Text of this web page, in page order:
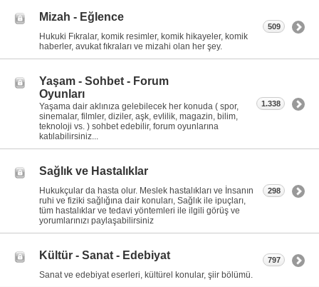
Mizah - Eğlence
Hukuki Fıkralar, komik resimler, komik hikayeler, komik
haberler, avukat fıkraları ve mizahi olan her şey.
509
Yaşam - Sohbet - Forum
Oyunları
Yaşama dair aklınıza gelebilecek her konuda ( spor,
sinemalar, filmler, diziler, aşk, evlilik, magazin, bilim,
teknoloji vs. ) sohbet edebilir, forum oyunlarına
katılabilirsiniz...
1.338
Sağlık ve Hastalıklar
Hukukçular da hasta olur. Meslek hastalıkları ve İnsanın
ruhi ve fiziki sağlığına dair konuları, Sağlık ile ipuçları,
tüm hastalıklar ve tedavi yöntemleri ile ilgili görüş ve
yorumlarınızı paylaşabilirsiniz
298
Kültür - Sanat - Edebiyat
Sanat ve edebiyat eserleri, kültürel konular, şiir bölümü.
797